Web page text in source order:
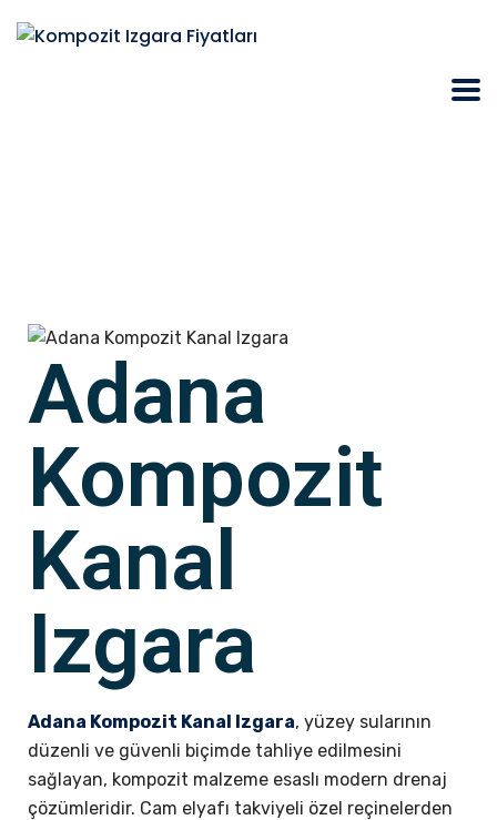
Adana
Kompozit
Kanal
Izgara
Adana Kompozit Kanal Izgara, yüzey sularının
düzenli ve güvenli biçimde tahliye edilmesini
sağlayan, kompozit malzeme esaslı modern drenaj
çözümleridir. Cam elyafı takviyeli özel reçinelerden